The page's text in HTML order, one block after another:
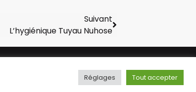
Suivant
L’hygiénique Tuyau Nuhose
réservés – Annuaire chicha
Réglages Tout accepter